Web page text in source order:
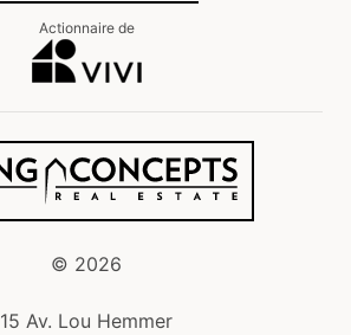
Actionnaire de
© 2026
15 Av. Lou Hemmer